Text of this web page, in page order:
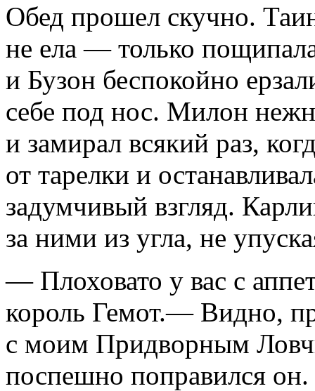
Обед прошел скучно.
не ела — только
и Бузон беспокойно
себе под нос. Милон
и замирал всякий раз,
от тарелки и
задумчивый взгляд.
за ними из угла, не
— Плоховато у вас с
король Гемот.— Видно,
с моим Придворным
поспешно поправился он.